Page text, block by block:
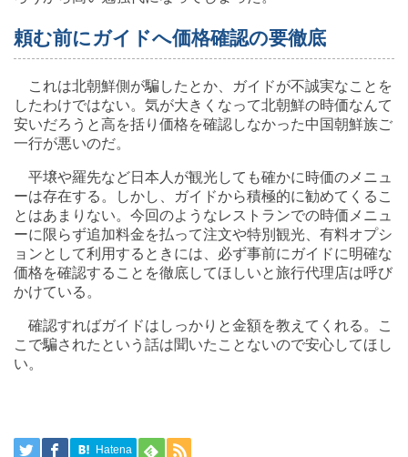
頼む前にガイドへ価格確認の要徹底
これは北朝鮮側が騙したとか、ガイドが不誠実なことを
したわけではない。気が大きくなって北朝鮮の時価なんて
安いだろうと高を括り価格を確認しなかった中国朝鮮族ご
一行が悪いのだ。
平壌や羅先など日本人が観光しても確かに時価のメニュ
ーは存在する。しかし、ガイドから積極的に勧めてくるこ
とはあまりない。今回のようなレストランでの時価メニュ
ーに限らず追加料金を払って注文や特別観光、有料オプシ
ョンとして利用するときには、必ず事前にガイドに明確な
価格を確認することを徹底してほしいと旅行代理店は呼び
かけている。
確認すればガイドはしっかりと金額を教えてくれる。こ
こで騙されたという話は聞いたことないので安心してほし
い。
Hatena